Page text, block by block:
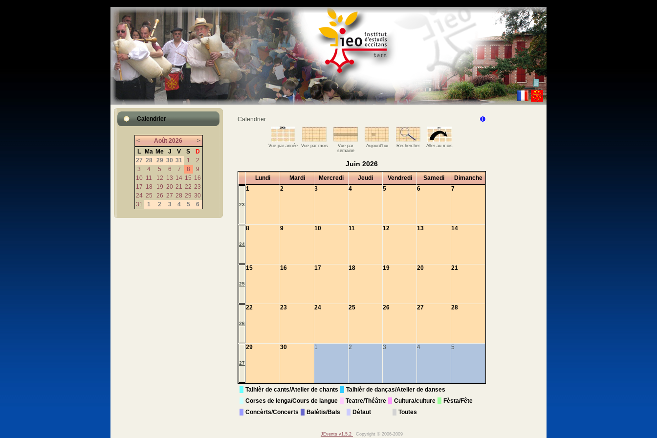
Calendrier
< Août 2026
>
L
Ma Me J V S
D
27 28 29 30 31 1
2
3
4 5 6 7 8
9
10 11 12 13 14 15 16
17 18 19 20 21 22 23
24 25 26 27 28 29 30
31
1 2 3 4 5 6
Calendrier
Vue par année Vue par mois
Vue par
semaine
Aujourd'hui Rechercher Aller au mois
Juin 2026
Lundi Mardi Mercredi Jeudi Vendredi Samedi Dimanche
23
1 2 3 4 5 6 7
24
8 9 10 11 12 13 14
25
15 16 17 18 19 20 21
26
22 23 24 25 26 27 28
27
29 30 1 2 3 4 5
Talhièr de cants/Atelier de chants
Talhièr de danças/Atelier de danses
Corses de lenga/Cours de langue
Teatre/Théâtre Cultura/culture
Fèsta/Fête
Concèrts/Concerts
Balètis/Bals Défaut Toutes
JEvents v1.5.2 Copyright © 2006-2009